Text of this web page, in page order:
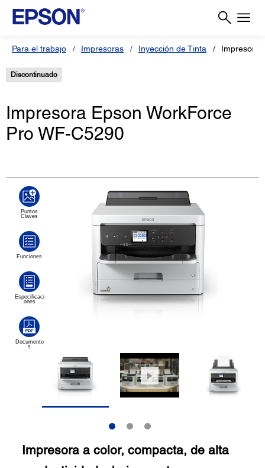
Para el trabajo Impresoras Inyección de Tinta Impresora
Discontinuado
Impresora Epson WorkForce
Pro WF-C5290
Impresora a color, compacta, de alta